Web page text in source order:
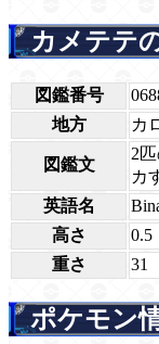
カメテテ
図鑑番号
地方
カ
図鑑文
2
カ
英語名
高さ
0.5
重さ
31
ポケモン